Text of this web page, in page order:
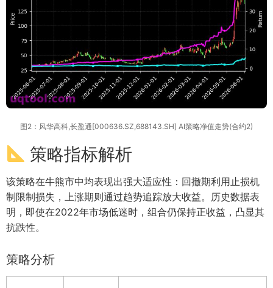
图2：风华高科,长盈通[000636.SZ,688143.SH] AI策略净值走势(合约2)
策略指标解析
该策略在牛熊市中均表现出强大适应性：回撤期利用止损机
制限制损失，上涨期则通过趋势追踪放大收益。历史数据表
明，即使在2022年市场低迷时，组合仍保持正收益，凸显其
抗跌性。
策略分析